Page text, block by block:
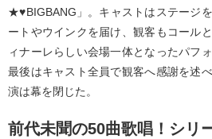
★♥BIGBANG」。キャストはステージ
ートやウインクを届け、観客もコール
ィナーレらしい会場一体となったパフ
最後はキャスト全員で観客へ感謝を述
演は幕を閉じた。
前代未聞の50曲歌唱！シリ